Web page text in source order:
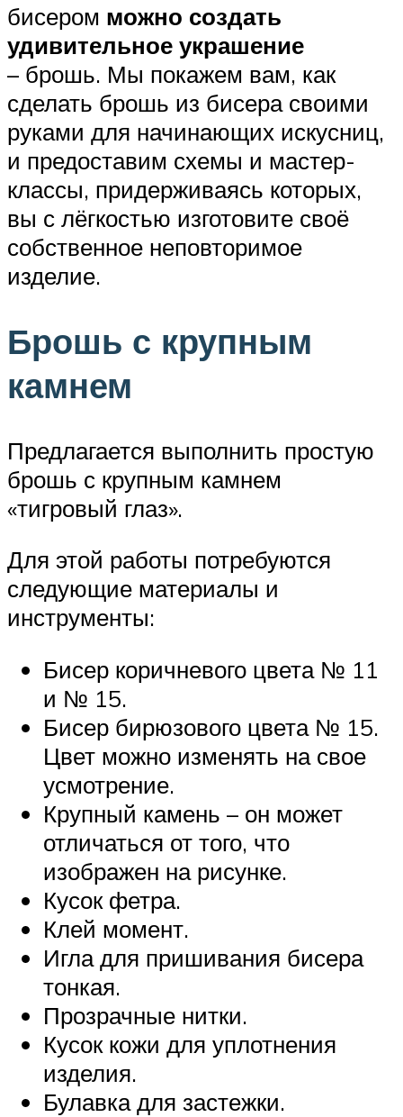
бисером можно создать
удивительное украшение
– брошь. Мы покажем вам, как
сделать брошь из бисера своими
руками для начинающих искусниц,
и предоставим схемы и мастер-
классы, придерживаясь которых,
вы с лёгкостью изготовите своё
собственное неповторимое
изделие.
Брошь с крупным
камнем
Предлагается выполнить простую
брошь с крупным камнем
«тигровый глаз».
Для этой работы потребуются
следующие материалы и
инструменты:
Бисер коричневого цвета № 11
и № 15.
Бисер бирюзового цвета № 15.
Цвет можно изменять на свое
усмотрение.
Крупный камень – он может
отличаться от того, что
изображен на рисунке.
Кусок фетра.
Клей момент.
Игла для пришивания бисера
тонкая.
Прозрачные нитки.
Кусок кожи для уплотнения
изделия.
Булавка для застежки.